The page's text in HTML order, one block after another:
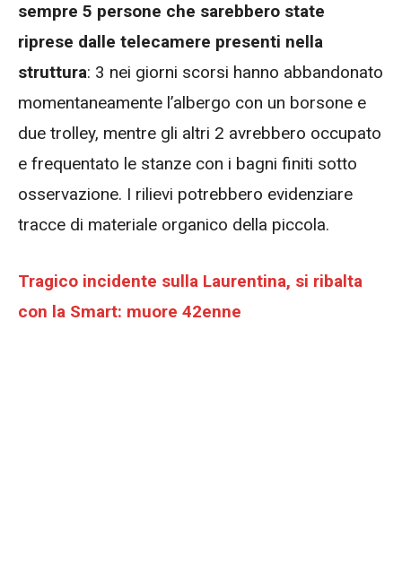
sempre 5 persone che sarebbero state
riprese dalle telecamere presenti nella
struttura: 3 nei giorni scorsi hanno abbandonato
momentaneamente l’albergo con un borsone e
due trolley, mentre gli altri 2 avrebbero occupato
e frequentato le stanze con i bagni finiti sotto
osservazione. I rilievi potrebbero evidenziare
tracce di materiale organico della piccola.
Tragico incidente sulla Laurentina, si ribalta
con la Smart: muore 42enne